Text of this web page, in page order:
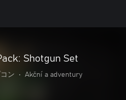
Shotgun Set
ン • Akční a adventury